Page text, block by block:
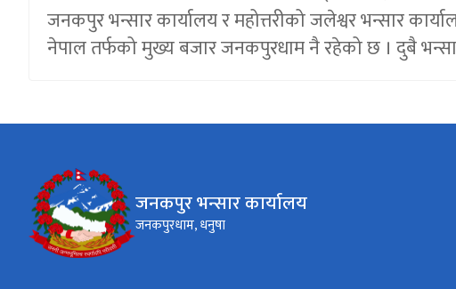
जनकपुर भन्सार कार्यालय र महोत्तरीको जलेश्वर भन्सार
नेपाल तर्फको मुख्य बजार जनकपुरधाम नै रहेको छ । दुबै
जनकपुर भन्सार कार्यालय
जनकपुरधाम, धनुषा